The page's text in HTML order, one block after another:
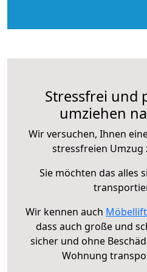
Stressfrei und
umziehen
Wir versuchen, Ihnen
stressfreien Umzug
Sie möchten das alles
Wir kennen auch
dass auch große und
sicher und ohne
Wohnung